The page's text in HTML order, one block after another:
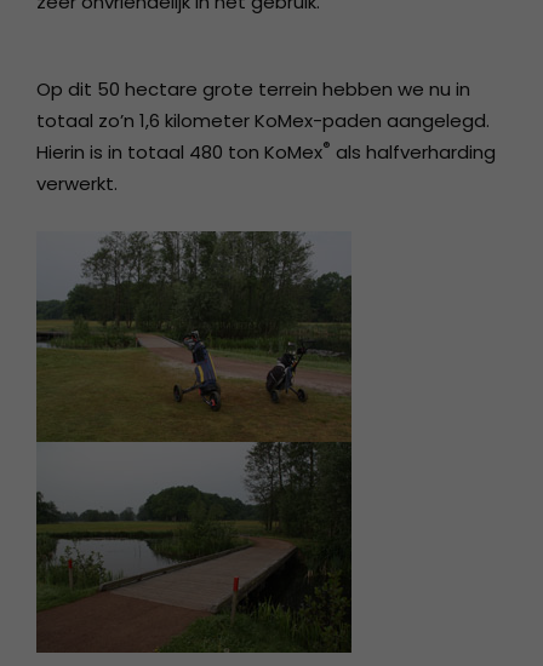
Op dit 50 hectare grote terrein hebben we nu in
totaal zo’n 1,6 kilometer KoMex-paden aangelegd.
Hierin is in totaal 480 ton KoMex® als halfverharding
verwerkt.